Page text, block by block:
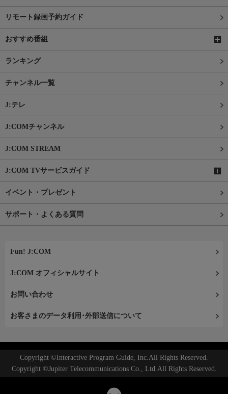
リモート録画予約ガイド
おすすめ番組
ランキング
チャンネル一覧
J:テレ
J:COMチャンネル
J:COM STREAM
J:COM TVサービスガイド
イベント・プレゼント
サポート・よくある質問
Fun! J:COM
J:COM オフィシャルサイト
お問い合わせ
お客さまのデータ利用･外部送信について
Copyright ©Interactive Program Guide, Inc.All Rights Reserved.
Copyright ©Jupiter Telecommunications Co., Ltd.All Rights Reserved.